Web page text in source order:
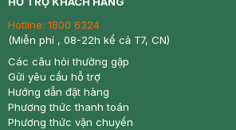
Hotline: 1800 6324
(Miễn phí , 08-22h kể cả T7, CN)
Các câu hỏi thường gặp
Gửi yêu cầu hỗ trợ
Hướng dẫn đặt hàng
Phương thức thanh toán
Phương thức vận chuyển